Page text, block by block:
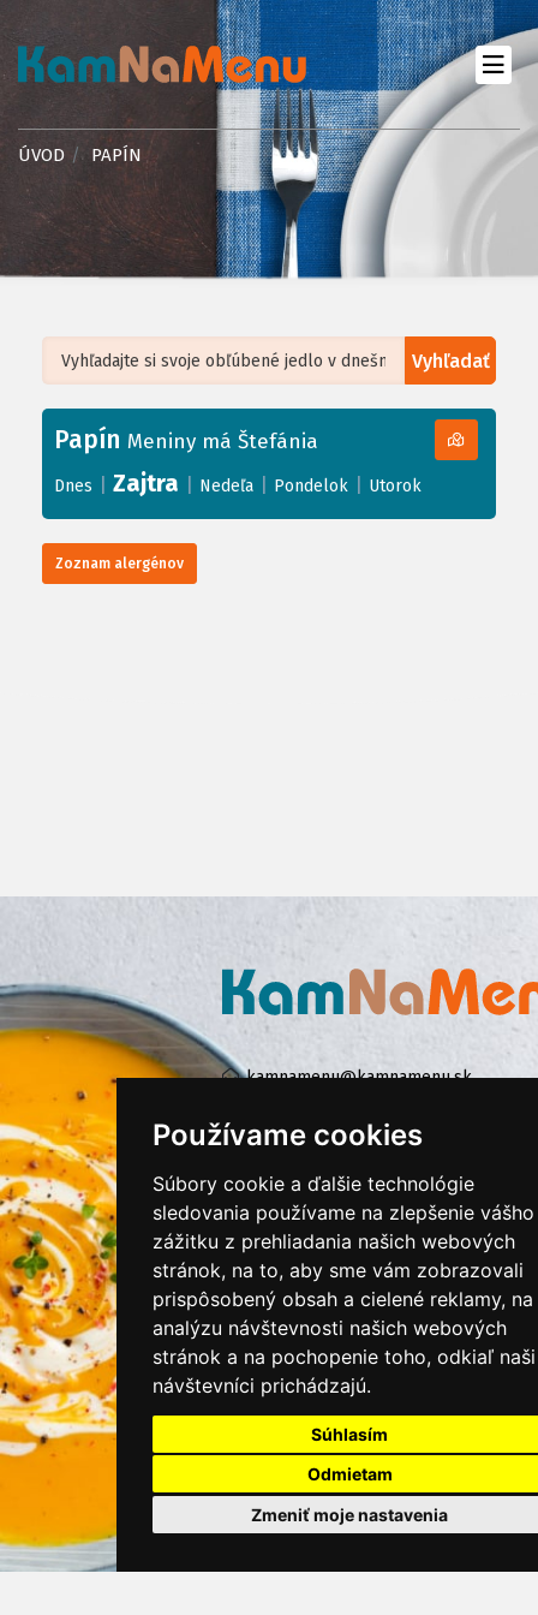
Používame cookies
Súbory cookie a ďalšie technológie
sledovania používame na zlepšenie vášho
zážitku z prehliadania našich webových
stránok, na to, aby sme vám zobrazovali
prispôsobený obsah a cielené reklamy, na
analýzu návštevnosti našich webových
stránok a na pochopenie toho, odkiaľ naši
návštevníci prichádzajú.
Súhlasím
Odmietam
Zmeniť moje nastavenia
ÚVOD PAPÍN
Vyhľadať
+
−
Leaflet| ©OpenStreetMap, Tiles courtesy ofHumanitarian OpenStreetMap
Papín Meniny má Štefánia
Dnes Zajtra Nedeľa Pondelok Utorok
Zoznam alergénov
kamnamenu@kamnamenu.sk
instagram/kamnamenu.sk
KONTAKTUJTE NÁS
PRIHLÁSIŤ SA DO ZÁKAZNÍCKEJ ZÓNY
Všeobecné obchodné podmienky
Ochrana osobných údajov
Moje KamNaMenu
Pridať reštauráciu